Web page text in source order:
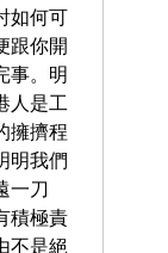
何可
跟你開
事。明
是工
擁擠程
明我們
一刀
積極責
不是絕